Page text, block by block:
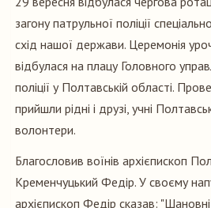
загону патрульної поліції
схід нашої держави. Церемонія
відбулася на плацу Головного
поліції у Полтавській області.
прийшли рідні і друзі, учні
волонтери.
Благословив воїнів архієпископ
Кременчуцький Федір. У своєму
архієпископ Федір сказав: